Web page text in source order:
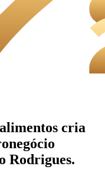
cria
Rodrigues.